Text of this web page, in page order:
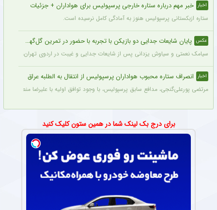
اخبار خبر مهم درباره ستاره خارجی پرسپولیس برای هواداران + جزئیات
ستاره ازبکستانی پرسپولیس هنوز به آمادگی کامل نرسیده است.
عکس پایان شایعات جدایی دو بازیکن با تجربه با حضور در تمرین گل‌گهر + عکس
سیامک نعمتی و سیاوش یزدانی پس از شایعات جدایی و غیبت در اردوی تهران، دیروز
اخبار انصراف ستاره محبوب هواداران پرسپولیس از انتقال به الطلبه عراق
مرتضی پورعلی‌گنجی، مدافع سابق پرسپولیس، با وجود توافق اولیه با علیرضا منصوریان
برای درج بک لینک شما در همین ستون کلیک کنید